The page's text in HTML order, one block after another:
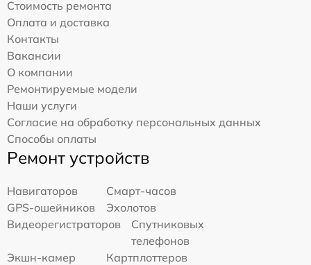
Стоимость ремонта
Оплата и доставка
Контакты
Вакансии
О компании
Ремонтируемые модели
Наши услуги
Согласие на обработку персональных данных
Способы оплаты
Ремонт устройств
Навигаторов
Смарт-часов
GPS-ошейников
Эхолотов
Видеорегистраторов
Спутниковых
телефонов
Экшн-камер
Картплоттеров